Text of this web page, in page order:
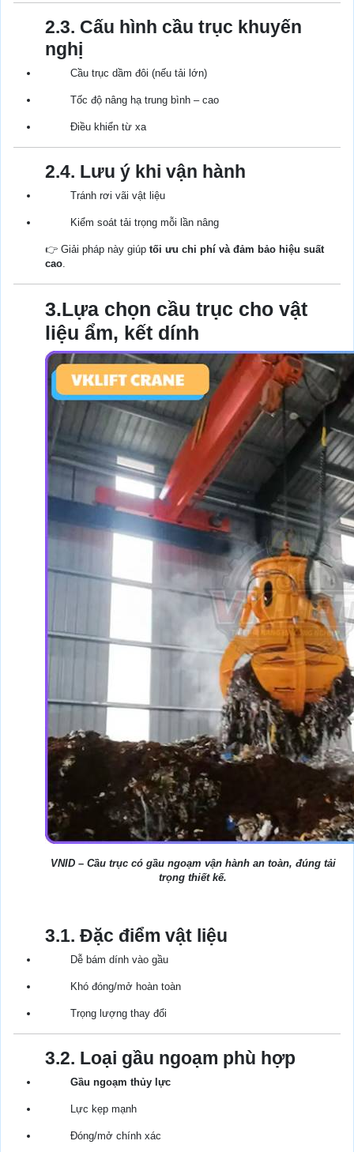
2.3. Cấu hình cầu trục khuyến
nghị
Cầu trục dầm đôi (nếu tải lớn)
Tốc độ nâng hạ trung bình – cao
Điều khiển từ xa
2.4. Lưu ý khi vận hành
Tránh rơi vãi vật liệu
Kiểm soát tải trọng mỗi lần nâng
👉 Giải pháp này giúp tối ưu chi phí và đảm bảo hiệu suất
cao.
3.Lựa chọn cầu trục cho vật
liệu ẩm, kết dính
VNID – Cầu trục có gầu ngoạm vận hành an toàn, đúng tải
trọng thiết kế.
3.1. Đặc điểm vật liệu
Dễ bám dính vào gầu
Khó đóng/mở hoàn toàn
Trọng lượng thay đổi
3.2. Loại gầu ngoạm phù hợp
Gầu ngoạm thủy lực
Lực kẹp mạnh
Đóng/mở chính xác